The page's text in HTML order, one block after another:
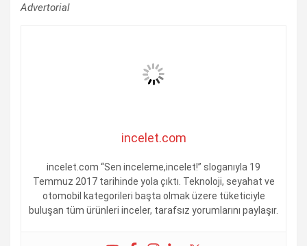
Advertorial
incelet.com
incelet.com “Sen inceleme,incelet!” sloganıyla 19
Temmuz 2017 tarihinde yola çıktı. Teknoloji, seyahat ve
otomobil kategorileri başta olmak üzere tüketiciyle
buluşan tüm ürünleri inceler, tarafsız yorumlarını paylaşır.